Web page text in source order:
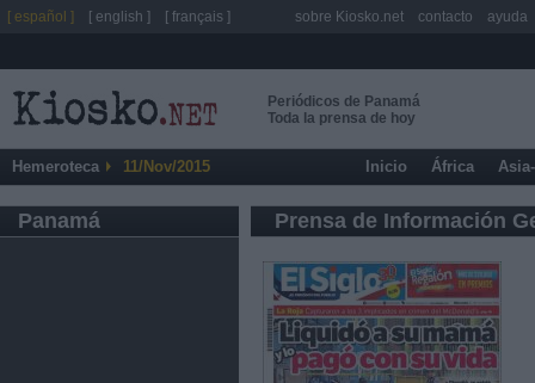
Periódicos de Panamá
Toda la prensa de hoy
Hemeroteca 11/Nov/2015 Inicio África
Panamá Prensa de Información
[ español ] [ english ] [ français ] sobre Kiosko.net contacto ayuda